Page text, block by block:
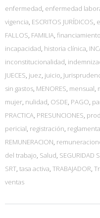
enfermedad, enfermedad
vigencia, ESCRITOS JURÍDICOS,
FALLOS, FAMILIA, financiamiento
incapacidad, historia clínica,
inconstitucionalidad,
JUECES, juez, juicio,
sin gastos, MENORES, mensual,
mujer, nulidad, OSDE, PAGO,
PRACTICA, PRESUNCIONES,
pericial, registración,
REMUNERACION,
del trabajo, Salud, SEGURIDAD
SRT, tasa activa, TRABAJADOR,
ventas